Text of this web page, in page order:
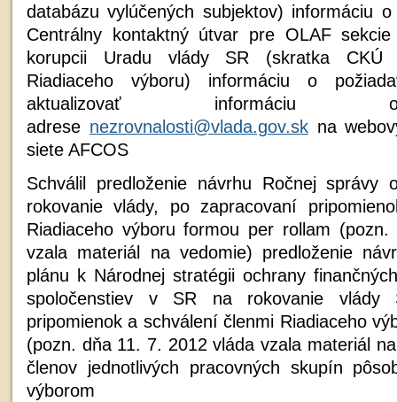
databázu vylúčených subjektov) informáciu
Centrálny kontaktný útvar pre OLAF
korupcii Uradu vlády SR (skratka CKÚ
Riadiaceho výboru) informáciu o
aktualizovať informáciu
adrese nezrovnalosti@vlada.gov.skna
siete AFCOS
Schválil predloženie návrhu Ročnej správy
rokovanie vlády, po zapracovaní
Riadiaceho výboru formou per rollam
vzala materiál na vedomie) predloženie
plánu k Národnej stratégii ochrany
spoločenstiev v SR na rokovanie vlády
pripomienok a schválení členmi Riadiaceho
(pozn. dňa 11. 7. 2012 vláda vzala materiál
členov jednotlivých pracovných skupín
výborom